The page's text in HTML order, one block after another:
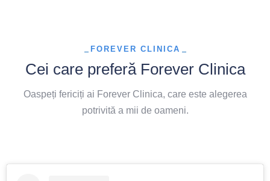
FOREVER CLINICA
Cei care preferă Forever Clinica
Oaspeți fericiți ai Forever Clinica, care este alegerea
potrivită a mii de oameni.